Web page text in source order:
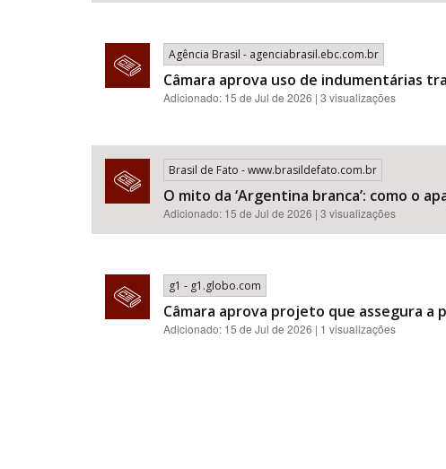
Agência Brasil - agenciabrasil.ebc.com.br
Câmara aprova uso de indumentárias
Adicionado: 15 de Jul de 2026 | 3 visualizações
Brasil de Fato - www.brasildefato.com.br
O mito da ‘Argentina branca’: como o
Adicionado: 15 de Jul de 2026 | 3 visualizações
g1 - g1.globo.com
Câmara aprova projeto que assegura
Adicionado: 15 de Jul de 2026 | 1 visualizações